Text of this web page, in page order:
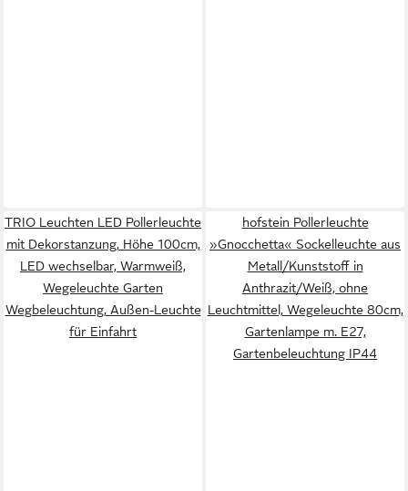
TRIO Leuchten LED Pollerleuchte
mit Dekorstanzung, Höhe 100cm,
LED wechselbar, Warmweiß,
Wegeleuchte Garten
Wegbeleuchtung, Außen-Leuchte
für Einfahrt
hofstein Pollerleuchte
»Gnocchetta« Sockelleuchte aus
Metall/Kunststoff in
Anthrazit/Weiß, ohne
Leuchtmittel, Wegeleuchte 80cm,
Gartenlampe m. E27,
Gartenbeleuchtung IP44